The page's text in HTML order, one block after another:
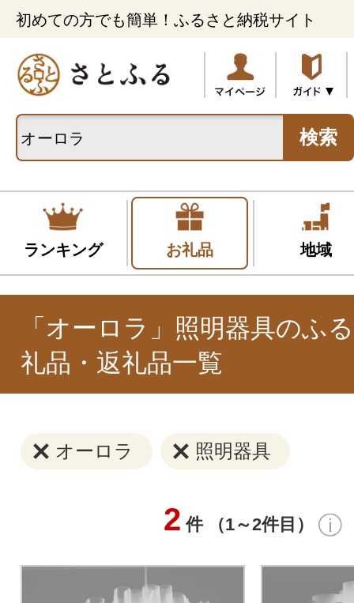
初めての方でも簡単！ふるさと納税サイト
検索
ランキング お礼品 地域
「オーロラ」照明器具のふ
礼品・返礼品一覧
オーロラ 照明器具
2 件 （1～2件目）